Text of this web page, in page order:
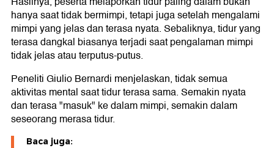
hanya saat tidak bermimpi, tetapi juga setelah mengalami
mimpi yang jelas dan terasa nyata. Sebaliknya, tidur yang
terasa dangkal biasanya terjadi saat pengalaman mimpi
tidak jelas atau terputus-putus.
Peneliti Giulio Bernardi menjelaskan, tidak semua
aktivitas mental saat tidur terasa sama. Semakin nyata
dan terasa "masuk" ke dalam mimpi, semakin dalam
seseorang merasa tidur.
Baca juga: